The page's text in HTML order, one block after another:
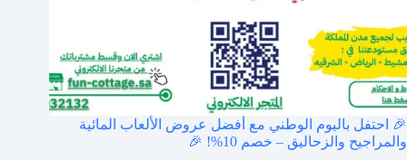
🎉 احتفل باليوم الوطني مع أفضل عروض الألعاب المائية
والمراجيح والزحاليق – خصم 10%! 🎉